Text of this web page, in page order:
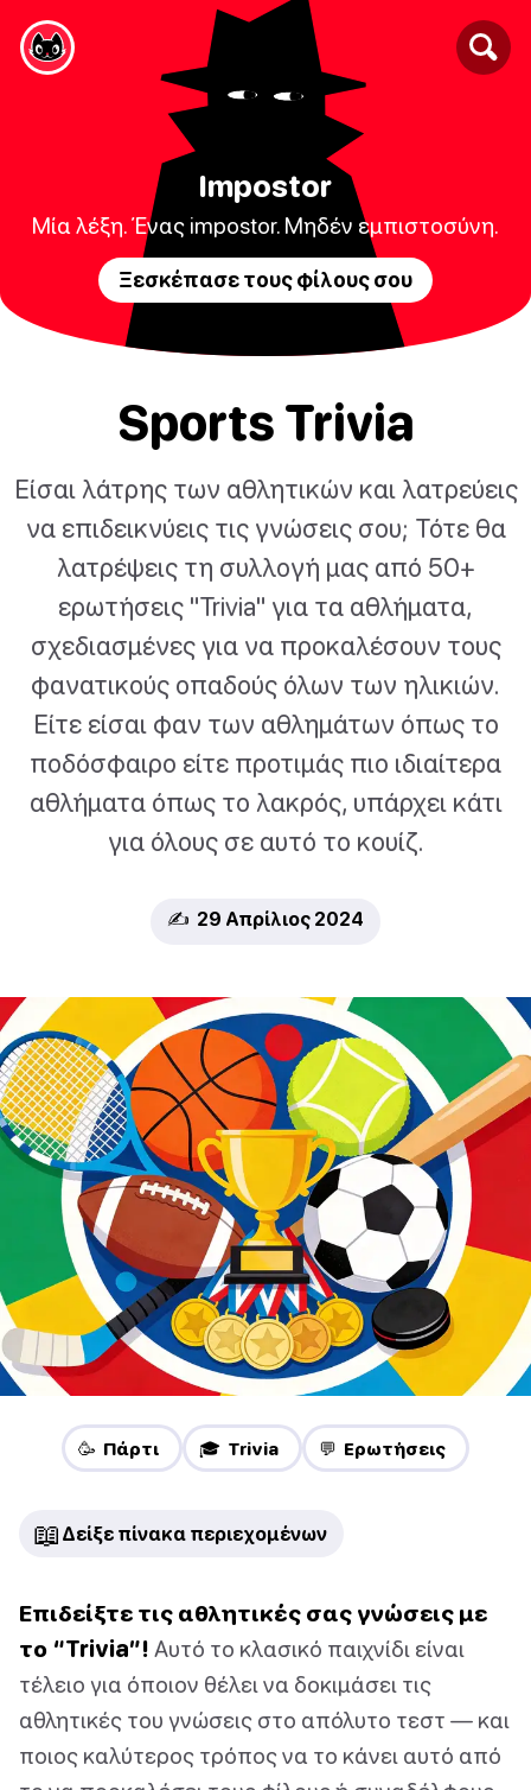
Impostor
Μία λέξη. Ένας impostor. Μηδέν εμπιστοσύνη.
Ξεσκέπασε τους φίλους σου
Sports Trivia
Είσαι λάτρης των αθλητικών και λατρεύεις
να επιδεικνύεις τις γνώσεις σου; Τότε θα
λατρέψεις τη συλλογή μας από 50+
ερωτήσεις "Trivia" για τα αθλήματα,
σχεδιασμένες για να προκαλέσουν τους
φανατικούς οπαδούς όλων των ηλικιών.
Είτε είσαι φαν των αθλημάτων όπως το
ποδόσφαιρο είτε προτιμάς πιο ιδιαίτερα
αθλήματα όπως το λακρός, υπάρχει κάτι
για όλους σε αυτό το κουίζ.
✍️ 29 Απρίλιος 2024
🥳 Πάρτι 🎓 Trivia 💬 Ερωτήσεις
📖 Δείξε πίνακα περιεχομένων
Επιδείξτε τις αθλητικές σας γνώσεις με
το “Trivia”! Αυτό το κλασικό παιχνίδι είναι
τέλειο για όποιον θέλει να δοκιμάσει τις
αθλητικές του γνώσεις στο απόλυτο τεστ — και
ποιος καλύτερος τρόπος να το κάνει αυτό από